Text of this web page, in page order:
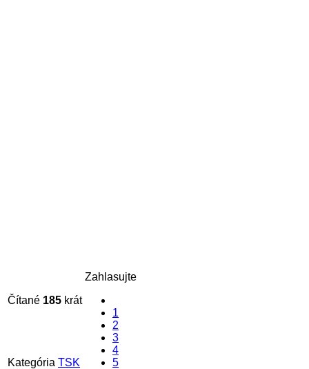
Čítané 185 krát
Zahlasujte
1
2
3
4
5
Kategória TSK